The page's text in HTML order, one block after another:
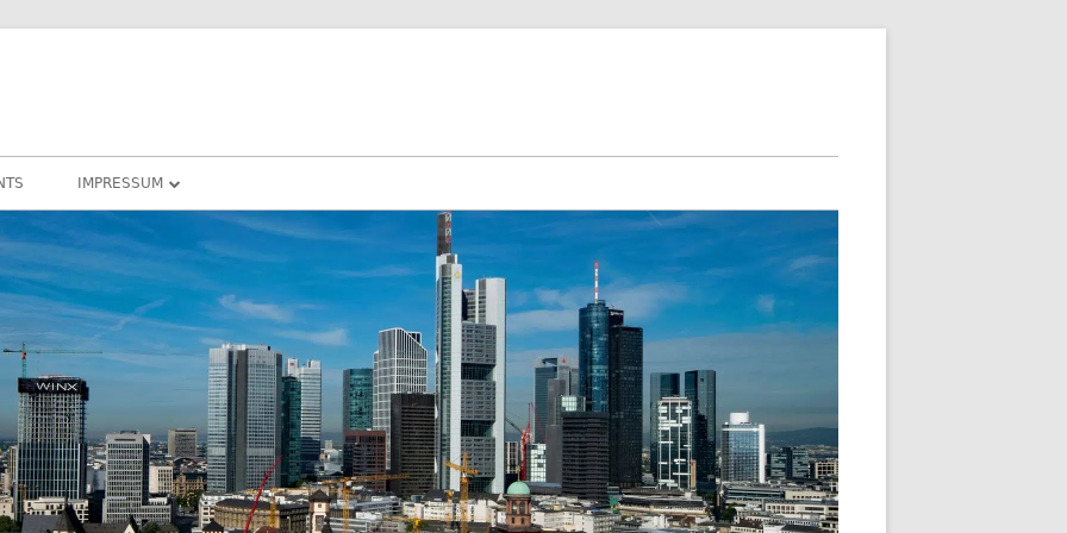
DARMSTADT
RHEIN-MAIN
IMPRESSUM
DATENSCHUTZ
COOKIE – RICHTLINIEN